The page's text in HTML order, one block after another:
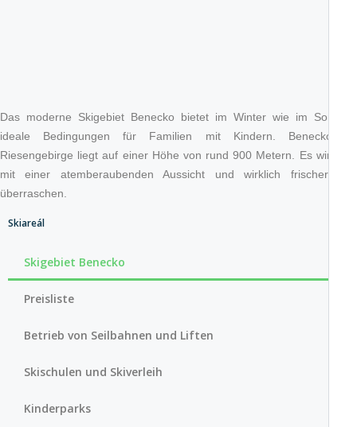
Das moderne Skigebiet Benecko bietet im Winter wie im Sommer
ideale Bedingungen für Familien mit Kindern. Benecko im
Riesengebirge liegt auf einer Höhe von rund 900 Metern. Es wird Sie
mit einer atemberaubenden Aussicht und wirklich frischer Luft
überraschen.
Skiareál
Skigebiet Benecko
Preisliste
Betrieb von Seilbahnen und Liften
Skischulen und Skiverleih
Kinderparks